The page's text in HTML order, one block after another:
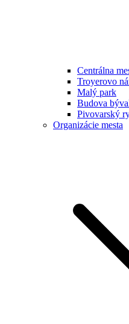
Centrálna
Troyerovo
Malý park
Budova
Pivovarský
Organizácie mesta